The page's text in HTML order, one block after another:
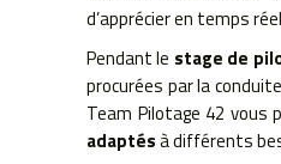
d’apprécier en temps
Pendant le stage de
procurées par la
Team Pilotage 42 vous
adaptésà différents